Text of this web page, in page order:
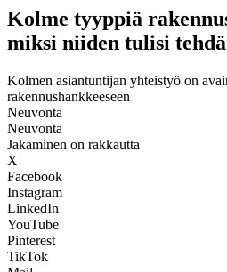
Kolme tyyppiä
miksi niiden tulisi
Kolmen asiantuntijan yhteistyö on
rakennushankkeeseen
Neuvonta
Neuvonta
Jakaminen on rakkautta
X
Facebook
Instagram
LinkedIn
YouTube
Pinterest
TikTok